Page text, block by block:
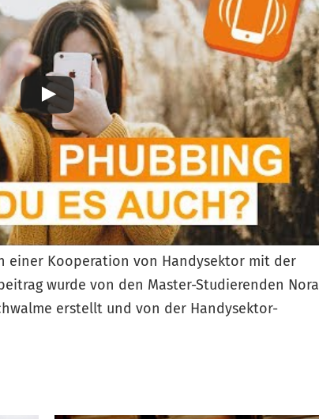
einer Kooperation von Handysektor mit der
wurde von den Master-Studierenden Nora
erstellt und von der Handysektor-